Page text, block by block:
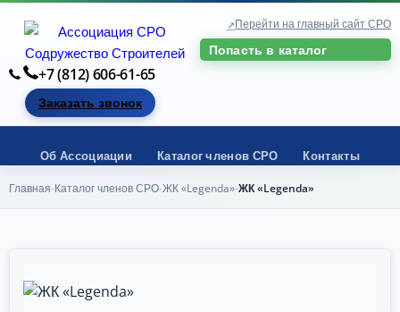
Перейти на главный сайт СРО
Попасть в каталог
+7 (812) 606-61-65
Заказать звонок
Об Ассоциации Каталог членов СРО Контакты
Главная-Каталог членов СРО-ЖК «Legenda»-ЖК «Legenda»